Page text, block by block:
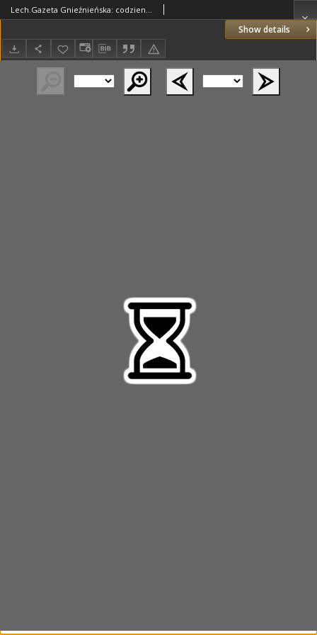
Show details
Lech.Gazeta Gnieźnieńska: codzienne pismo polityczne dla wszystkich stanów. Dodatki: tygodniowy "Lechita" i powieściowy oraz dwutygodnik "Leszek" 1932.11.15 R.33 Nr263